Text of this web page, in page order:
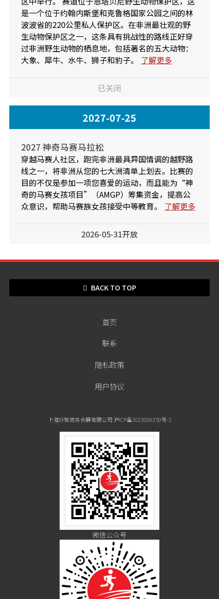
是一个位于约翰内斯堡和克鲁格国家公园之间的林
波波省的220公里私人保护区。在非洲最壮观的野
生动物保护区之一，这条具有挑战性的路线正好穿
过非洲野生动物的栖息地，包括著名的五大动物：
大象、犀牛、水牛、狮子和豹子。
了解更多
已关闭
2027-07-25
2027 神奇马赛马拉松
穿越马赛人社区，跑完非洲最具异国情调的越野路
线之一，将非洲从您的七大洲清单上划去。比赛的
目的不仅是参加一项您喜爱的运动，而且能为“神
奇的马赛女孩项目”（AMGP）筹集资金，提高公
众意识，帮助马赛族女孩接受中等教育。
了解更多
2026-05-31开放
BACK TO TOP
首页
联系
隐私政策
用户协议
上海妙旅商务会展有限公司 沪ICP备2023006350号-2
微信公众号